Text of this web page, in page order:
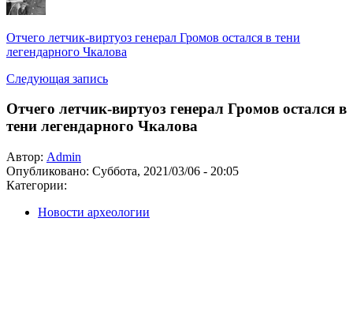
Отчего летчик-виртуоз генерал Громов остался в тени
легендарного Чкалова
Следующая запись
Отчего летчик-виртуоз генерал Громов остался в
тени легендарного Чкалова
Автор: Admin
Опубликовано: Суббота, 2021/03/06 - 20:05
Категории:
Новости археологии